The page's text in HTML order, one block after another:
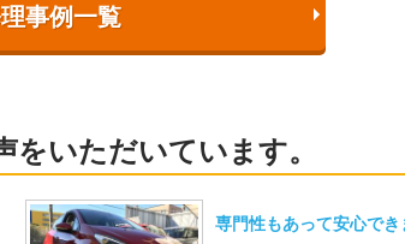
事例一覧
いただいています。
専門性もあって安心でき